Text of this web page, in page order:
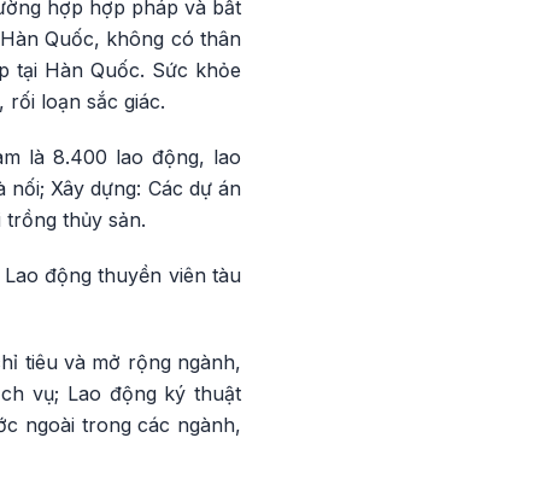
hợp hợp pháp và bất
Quốc, không có thân
tại Hàn Quốc. Sức khỏe
loạn sắc giác.
là 8.400 lao động, lao
Xây dựng: Các dự án
thủy sản.
động thuyền viên tàu
tiêu và mở rộng ngành,
vụ; Lao động ký thuật
ngoài trong các ngành,